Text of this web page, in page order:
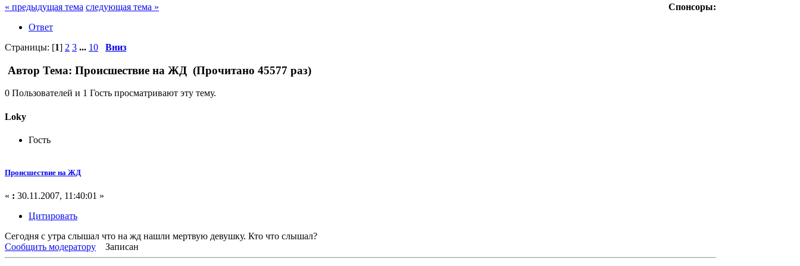
Спонсоры:
« предыдущая тема следующая тема »
Ответ
Страницы: [1] 2 3 ... 10 Вниз
Автор Тема: Происшествие на ЖД (Прочитано 45577 раз)
0 Пользователей и 1 Гость просматривают эту тему.
Loky
Гость
Происшествие на ЖД
« : 30.11.2007, 11:40:01 »
Цитировать
Сегодня с утра слышал что на жд нашли мертвую девушку. Кто что слышал?
Сообщить модератору
Записан